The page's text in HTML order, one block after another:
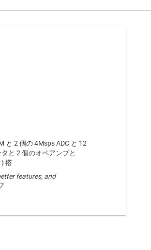
と 2 個の 4Msps ADC と 12
と 2 個のオペアンプと
搭
features, and